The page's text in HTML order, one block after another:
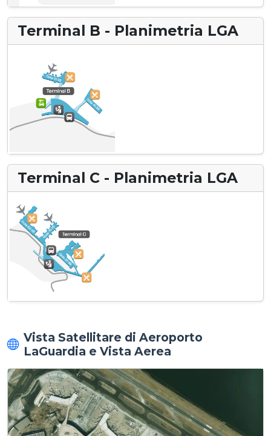
Terminal B - Planimetria LGA
Terminal C - Planimetria LGA
Vista Satellitare di Aeroporto
LaGuardia e Vista Aerea